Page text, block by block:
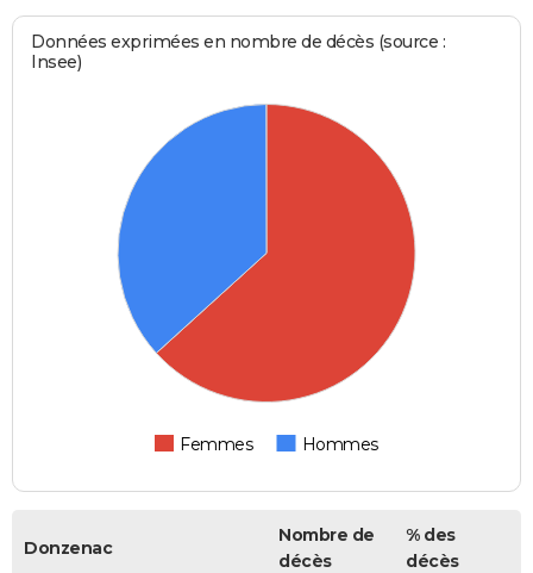
Données exprimées en nombre de décès (source :
Insee)
Femmes Hommes
Donzenac
Nombre de
décès
% des
décès